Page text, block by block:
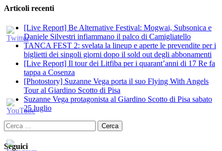
Articoli recenti
[Live Report] Be Alternative Festival: Mogwai, Subsonica e
Daniele Silvestri infiammano il palco di Camigliatello
TANCA FEST 2: svelata la lineup e aperte le prevendite per i
biglietti dei singoli giorni dopo il sold out degli abbonamenti
[Live Report] Il tour dei Litfiba per i quarant’anni di 17 Re fa
tappa a Cosenza
[Photostory] Suzanne Vega porta il suo Flying With Angels
Tour al Giardino Scotto di Pisa
Suzanne Vega protagonista al Giardino Scotto di Pisa sabato
25 luglio
Ricerca
per:
Seguici